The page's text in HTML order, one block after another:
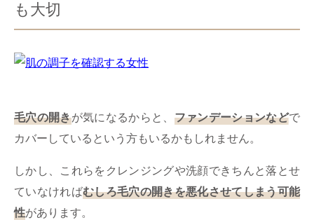
も大切
毛穴の開きが気になるからと、 ファンデーションなどで
カバーしているという方もいるかもしれません。
しかし、これらをクレンジングや洗顔できちんと落とせ
ていなければむしろ毛穴の開きを悪化させてしまう可能
性があります。